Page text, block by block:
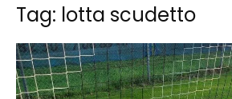
Tag: lotta scudetto